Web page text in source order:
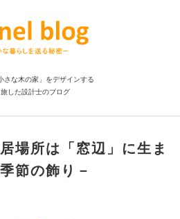
さな木の家」をデザインする
した設計士のブログ
場所は「窓辺」に生ま
節の飾り－